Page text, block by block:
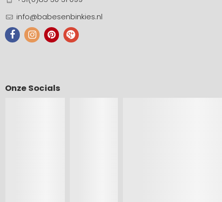
info@babesenbinkies.nl
Onze Socials